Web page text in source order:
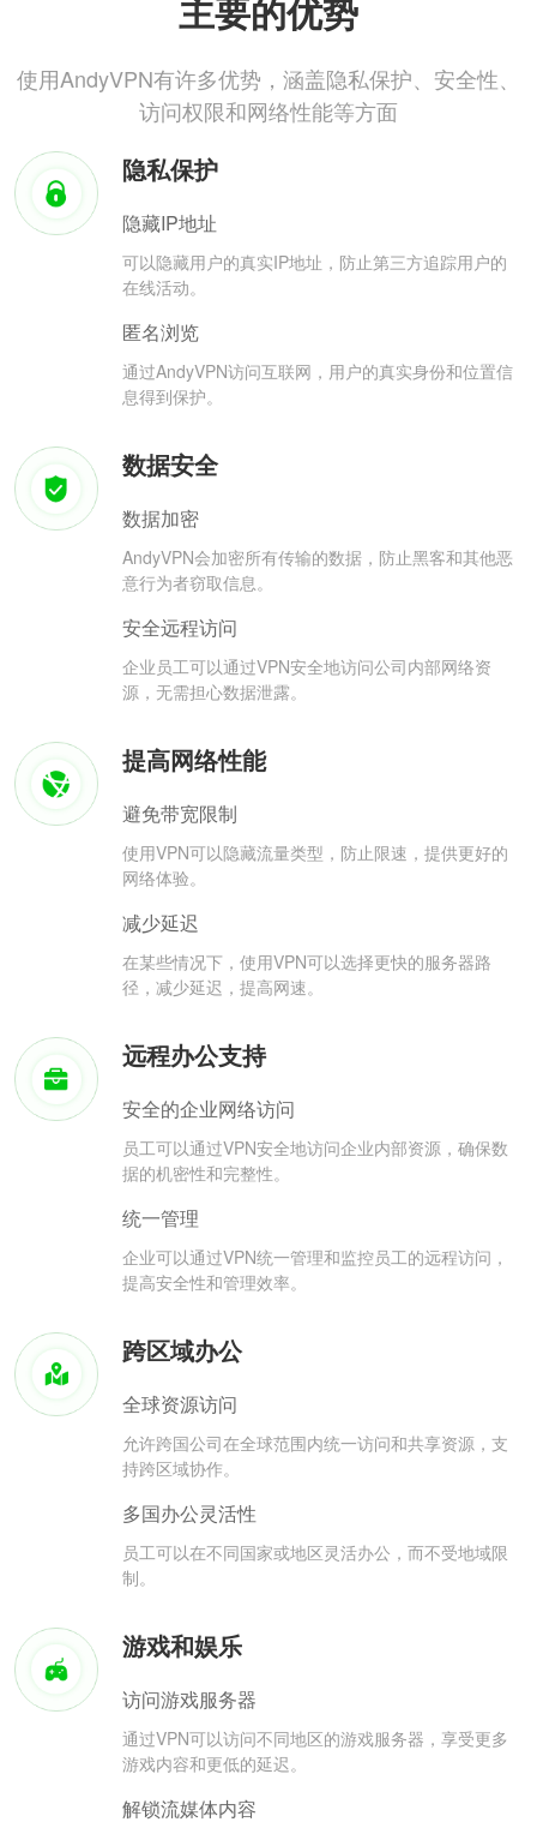
主要的优势
使用AndyVPN有许多优势，涵盖隐私保护、安全性、
访问权限和网络性能等方面
隐私保护
隐藏IP地址
可以隐藏用户的真实IP地址，防止第三方追踪用户的
在线活动。
匿名浏览
通过AndyVPN访问互联网，用户的真实身份和位置信
息得到保护。
数据安全
数据加密
AndyVPN会加密所有传输的数据，防止黑客和其他恶
意行为者窃取信息。
安全远程访问
企业员工可以通过VPN安全地访问公司内部网络资
源，无需担心数据泄露。
提高网络性能
避免带宽限制
使用VPN可以隐藏流量类型，防止限速，提供更好的
网络体验。
减少延迟
在某些情况下，使用VPN可以选择更快的服务器路
径，减少延迟，提高网速。
远程办公支持
安全的企业网络访问
员工可以通过VPN安全地访问企业内部资源，确保数
据的机密性和完整性。
统一管理
企业可以通过VPN统一管理和监控员工的远程访问，
提高安全性和管理效率。
跨区域办公
全球资源访问
允许跨国公司在全球范围内统一访问和共享资源，支
持跨区域协作。
多国办公灵活性
员工可以在不同国家或地区灵活办公，而不受地域限
制。
游戏和娱乐
访问游戏服务器
通过VPN可以访问不同地区的游戏服务器，享受更多
游戏内容和更低的延迟。
解锁流媒体内容